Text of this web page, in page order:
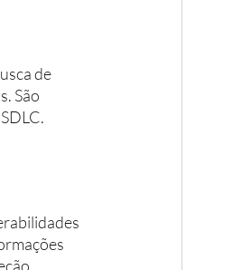
de
São